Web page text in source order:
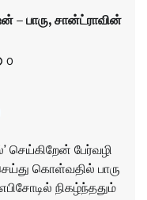
– பாரு, சான்ட்ராவின்
0
செய்கிறேன் பேர்வழி
கொள்வதில் பாரு
நிகழ்ந்ததும்